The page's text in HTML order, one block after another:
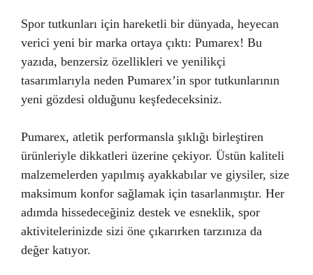
Spor tutkunları için hareketli bir dünyada, heyecan
verici yeni bir marka ortaya çıktı: Pumarex! Bu
yazıda, benzersiz özellikleri ve yenilikçi
tasarımlarıyla neden Pumarex’in spor tutkunlarının
yeni gözdesi olduğunu keşfedeceksiniz.
Pumarex, atletik performansla şıklığı birleştiren
ürünleriyle dikkatleri üzerine çekiyor. Üstün kaliteli
malzemelerden yapılmış ayakkabılar ve giysiler, size
maksimum konfor sağlamak için tasarlanmıştır. Her
adımda hissedeceğiniz destek ve esneklik, spor
aktivitelerinizde sizi öne çıkarırken tarzınıza da
değer katıyor.